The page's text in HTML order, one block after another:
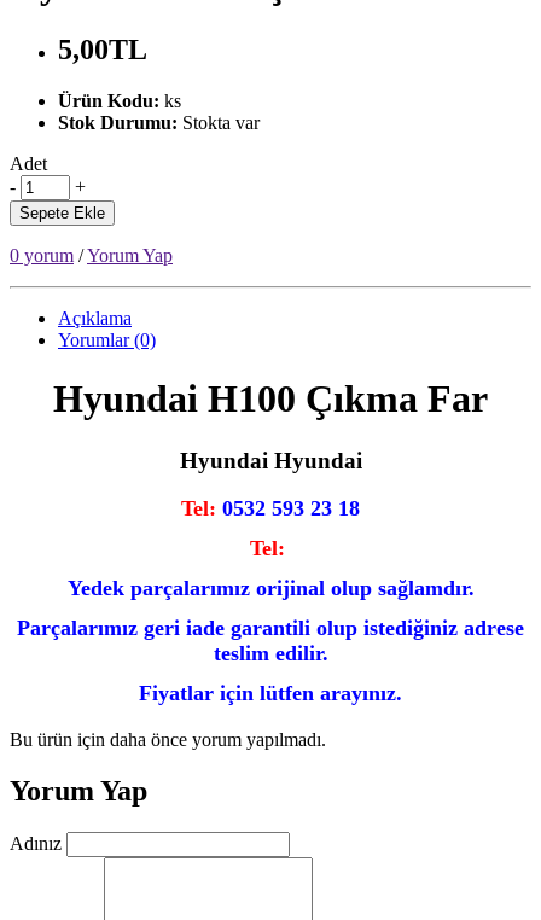
5,00TL
Ürün Kodu: ks
Stok Durumu: Stokta var
Adet
-
+
Sepete Ekle
0 yorum /Yorum Yap
Açıklama
Yorumlar (0)
Hyundai H100 Çıkma Far
Hyundai Hyundai
Tel: 0532 593 23 18
Tel:
Yedek parçalarımız orijinal olup sağlamdır.
Parçalarımız geri iade garantili olup istediğiniz adrese
teslim edilir.
Fiyatlar için lütfen arayınız.
Bu ürün için daha önce yorum yapılmadı.
Yorum Yap
Adınız